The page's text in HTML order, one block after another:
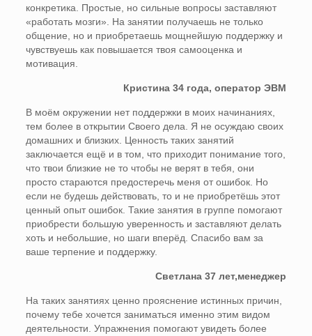
конкретика. Простые, но сильные вопросы заставляют
«работать мозги». На занятии получаешь не только
общение, но и приобретаешь мощнейшую поддержку и
чувствуешь как повышается твоя самооценка и
мотивация.
Кристина 34 года, оператор ЭВМ
В моём окружении нет поддержки в моих начинаниях,
тем более в открытии Своего дела. Я не осуждаю своих
домашних и близких. Ценность таких занятий
заключается ещё и в том, что приходит понимание того,
что твои близкие не то чтобы не верят в тебя, они
просто стараются предостеречь меня от ошибок. Но
если не будешь действовать, то и не приобретёшь этот
ценный опыт ошибок. Такие занятия в группе помогают
приобрести большую уверенность и заставляют делать
хоть и небольшие, но шаги вперёд. Спасибо вам за
ваше терпение и поддержку.
Светлана 37 лет,менеджер
На таких занятиях ценно прояснение истинных причин,
почему тебе хочется заниматься именно этим видом
деятельности. Упражнения помогают увидеть более